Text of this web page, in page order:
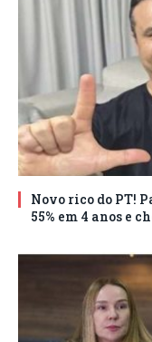
Novo rico do PT!
55% em 4 anos e